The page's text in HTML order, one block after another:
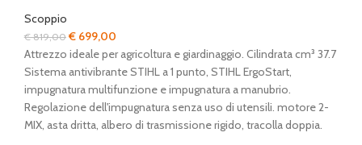
Scoppio
€819,00Il
prezzo
originale
era:
€ 819,00.
€ 699,00
prezzo
attuale
è:
€ 699,00.
Attrezzo ideale per agricoltura e giardinaggio. Cilindrata cm³ 37.7
Sistema antivibrante STIHL a 1 punto, STIHL ErgoStart,
impugnatura multifunzione e impugnatura a manubrio.
Regolazione dell'impugnatura senza uso di utensili. motore 2-
MIX, asta dritta, albero di trasmissione rigido, tracolla doppia.